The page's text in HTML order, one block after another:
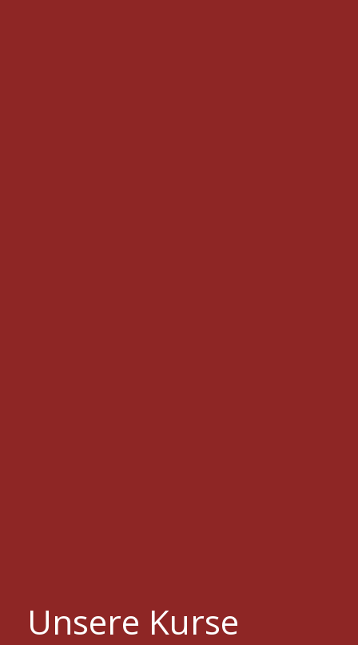
Unsere Kurse